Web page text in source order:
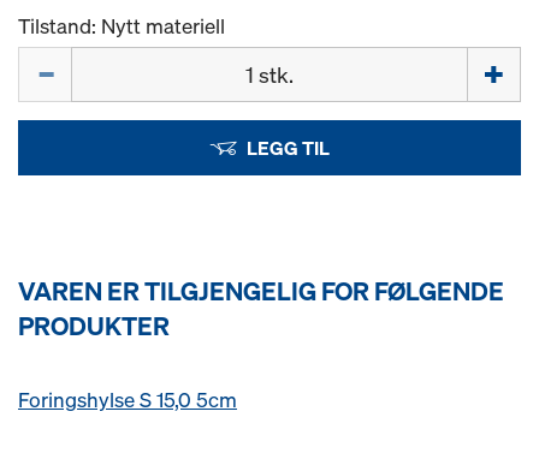
Tilstand: Nytt materiell
LEGG TIL
VAREN ER TILGJENGELIG FOR FØLGENDE
PRODUKTER
Foringshylse S 15,0 5cm